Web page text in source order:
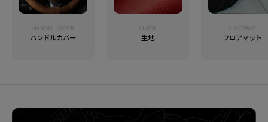
HANDOL COVER
ハンドルカバー
CLOTH
生地
FLOORMAT
フロアマット